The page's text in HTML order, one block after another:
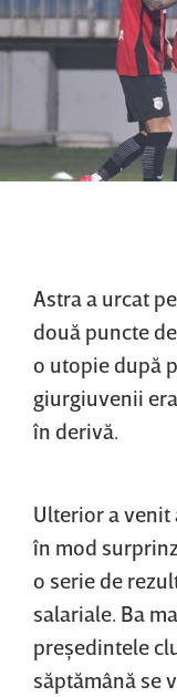
Astra a urcat
două puncte
o utopie după
giurgiuvenii
în derivă.
Ulterior a venit
în mod
o serie de
salariale. Ba
preşedintele
săptămână se